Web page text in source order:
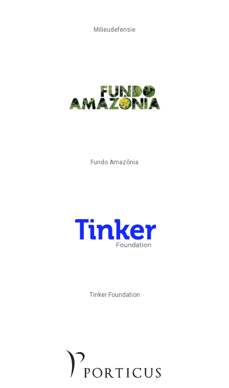
Milieudefensie
Fundo Amazônia
Tinker Foundation